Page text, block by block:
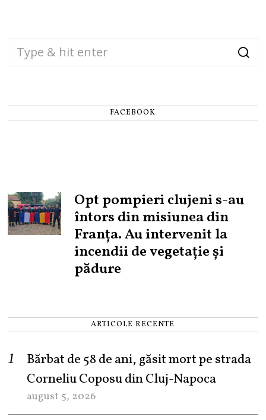
FACEBOOK
Opt pompieri clujeni s-au
întors din misiunea din
Franța. Au intervenit la
incendii de vegetație și
pădure
ARTICOLE RECENTE
Bărbat de 58 de ani, găsit mort pe strada
Corneliu Coposu din Cluj-Napoca
august 5, 2026